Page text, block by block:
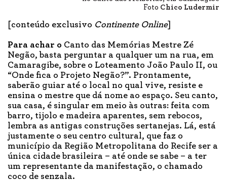
Foto Chico Ludermir
[conteúdo exclusivo Continente Online]
Para achar o Canto das Memórias Mestre Zé
Negão, basta perguntar a qualquer um na rua, em
Camaragibe, sobre o Loteamento João Paulo II, ou
“Onde fica o Projeto Negão?”. Prontamente,
saberão guiar até o local no qual vive, resiste e
ensina o mestre que dá nome ao espaço. Seu canto,
sua casa, é singular em meio às outras: feita com
barro, tijolo e madeira aparentes, sem rebocos,
lembra as antigas construções sertanejas. Lá, está
justamente o seu centro cultural, que faz o
município da Região Metropolitana do Recife ser a
única cidade brasileira – até onde se sabe – a ter
um representante da manifestação, o chamado
coco de senzala.